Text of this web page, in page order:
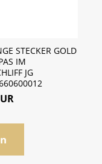
STECKER GOLD
IM
JG